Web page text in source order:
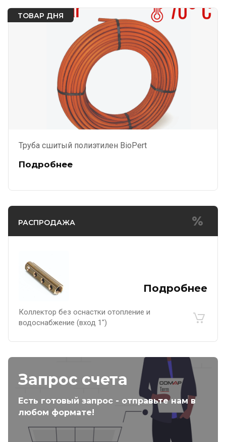
ТОВАР ДНЯ
Труба сшитый полиэтилен BioPert
Подробнее
РАСПРОДАЖА
Подробнее
Коллектор без оснастки отопление и
водоснабжение (вход 1")
Запрос счета
Есть готовый запрос - отправьте нам в
любом формате!